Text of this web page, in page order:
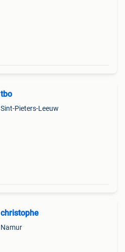
tbo
Sint-Pieters-Leeuw
christophe
Namur